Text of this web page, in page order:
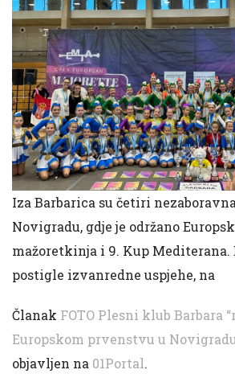
Iza Barbarica su četiri
Novigradu, gdje je održano
mažoretkinja i 9. Kup Mediterana.
postigle izvanredne uspjehe, na
Članak FOTO Plesni klub Barbara
Europskom prvenstvu u Novigradu
objavljen na 01Portal.